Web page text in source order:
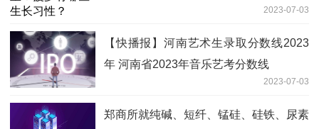
2023-07-03
【快播报】河南艺术生录取分数线2023
年 河南省2023年音乐艺考分数线
2023-07-03
郑商所就纯碱、短纤、锰硅、硅铁、尿素